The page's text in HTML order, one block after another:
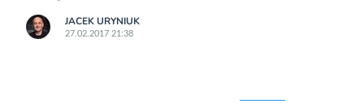
JACEK URYNIUK
27.02.2017 21:38